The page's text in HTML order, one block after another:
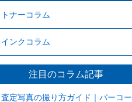
トナーコラム
インクコラム
注目のコラム記事
査定写真の撮り方ガイド｜バーコー